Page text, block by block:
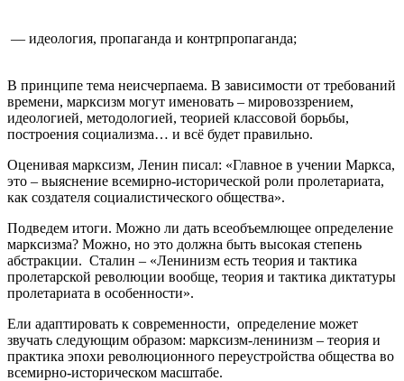
— идеология, пропаганда и контрпропаганда;
В принципе тема неисчерпаема. В зависимости от требований
времени, марксизм могут именовать – мировоззрением,
идеологией, методологией, теорией классовой борьбы,
построения социализма… и всё будет правильно.
Оценивая марксизм, Ленин писал: «Главное в учении Маркса,
это – выяснение всемирно-исторической роли пролетариата,
как создателя социалистического общества».
Подведем итоги. Можно ли дать всеобъемлющее определение
марксизма? Можно, но это должна быть высокая степень
абстракции. Сталин – «Ленинизм есть теория и тактика
пролетарской революции вообще, теория и тактика диктатуры
пролетариата в особенности».
Ели адаптировать к современности, определение может
звучать следующим образом: марксизм-ленинизм – теория и
практика эпохи революционного переустройства общества во
всемирно-историческом масштабе.